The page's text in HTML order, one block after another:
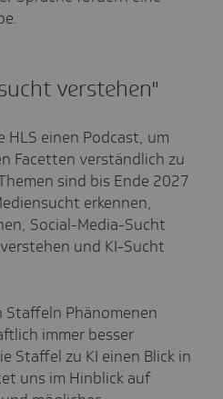
verstehen"
einen Podcast, um
Facetten verständlich zu
sind bis Ende 2027
erkennen,
Social-Media-Sucht
und KI-Sucht
Staffeln Phänomenen
immer besser
Staffel zu KI einen Blick in
uns im Hinblick auf